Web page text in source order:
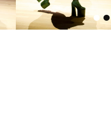
••